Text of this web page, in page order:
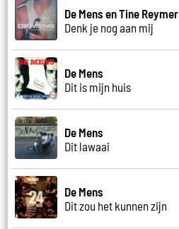
De Mens en Tine Reymer
Denk je nog aan mij
De Mens
Dit is mijn huis
De Mens
Dit lawaai
De Mens
Dit zou het kunnen zijn